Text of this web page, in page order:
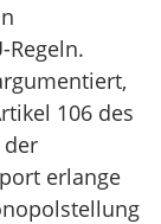
Regeln.
106 des
der
erlange